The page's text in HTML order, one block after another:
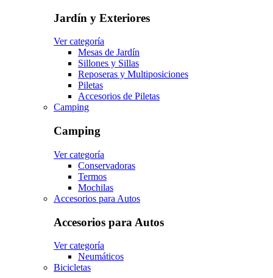
Jardín y Exteriores
Ver categoría
Mesas de Jardín
Sillones y Sillas
Reposeras y Multiposiciones
Piletas
Accesorios de Piletas
Camping
Camping
Ver categoría
Conservadoras
Termos
Mochilas
Accesorios para Autos
Accesorios para Autos
Ver categoría
Neumáticos
Bicicletas